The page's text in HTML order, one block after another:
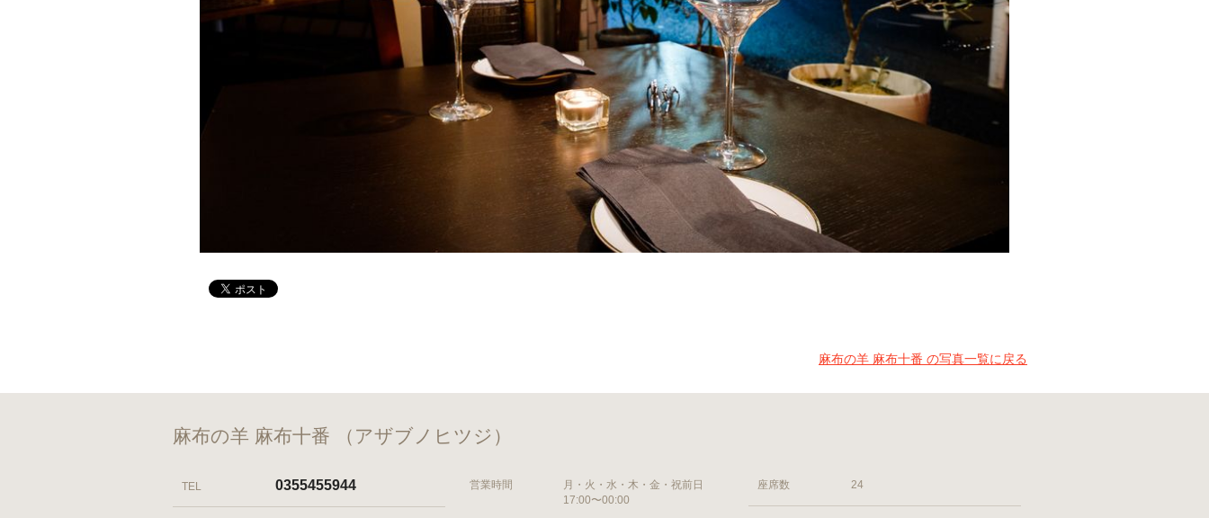
麻布の羊 麻布十番 の写真一覧に戻る
麻布の羊 麻布十番 （アザブノヒツジ）
TEL 0355455944 営業時間
月・火・水・木・金・祝前日
17:00〜00:00
座席数 24